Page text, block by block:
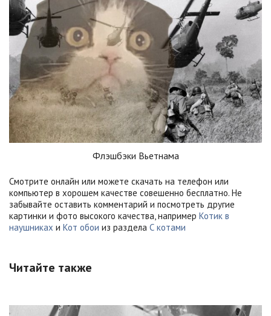
Флэшбэки Вьетнама
Смотрите онлайн или можете скачать на телефон или
компьютер в хорошем качестве совешенно бесплатно. Не
забывайте оставить комментарий и посмотреть другие
картинки и фото высокого качества, например Котик в
наушниках и Кот обои из раздела С котами
Читайте также